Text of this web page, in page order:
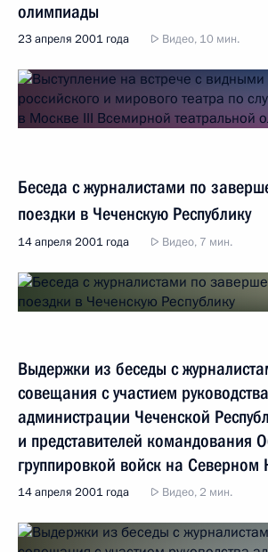
олимпиады
23 апреля 2001 года Видео, 10 мин.
Беседа с журналистами по
поездки в Чеченскую Республику
14 апреля 2001 года Видео, 7 мин.
Выдержки из беседы с
совещания с участием руководства
администрации Чеченской
и представителей командования
группировкой войск на Северном
14 апреля 2001 года Видео, 2 мин.